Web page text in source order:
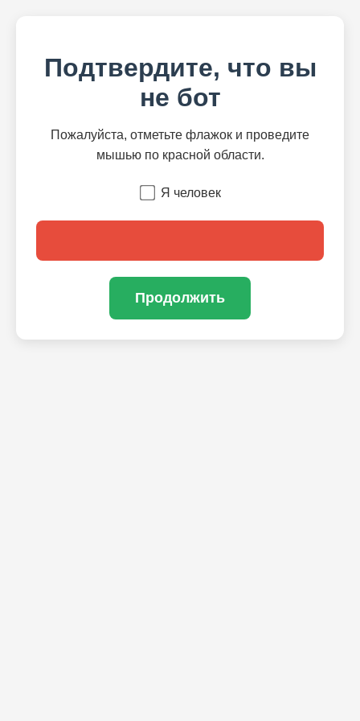
Подтвердите, что вы
не бот
Пожалуйста, отметьте флажок и проведите
мышью по красной области.
Я человек
Продолжить